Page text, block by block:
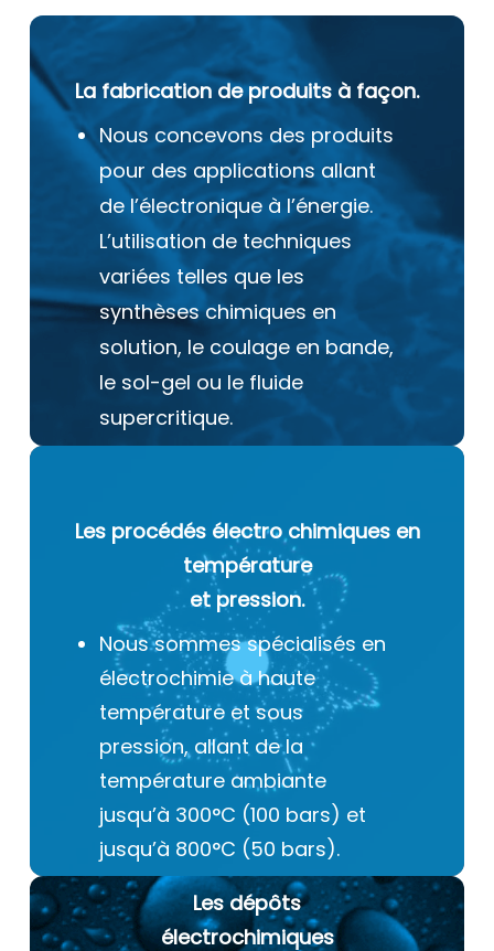
La fabrication de produits à façon.
Nous concevons des produits
pour des applications allant
de l’électronique à l’énergie.
L’utilisation de techniques
variées telles que les
synthèses chimiques en
solution, le coulage en bande,
le sol-gel ou le fluide
supercritique.
Les procédés électro chimiques en
température
et pression.
Nous sommes spécialisés en
électrochimie à haute
température et sous
pression, allant de la
température ambiante
jusqu’à 300°C (100 bars) et
jusqu’à 800°C (50 bars).
Les dépôts
électrochimiques